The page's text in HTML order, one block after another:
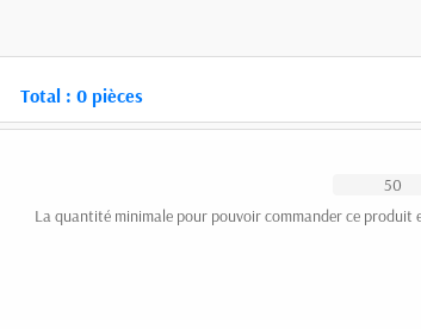
Total : 0pièces
La quantité minimale pour pouvoir commander ce produit